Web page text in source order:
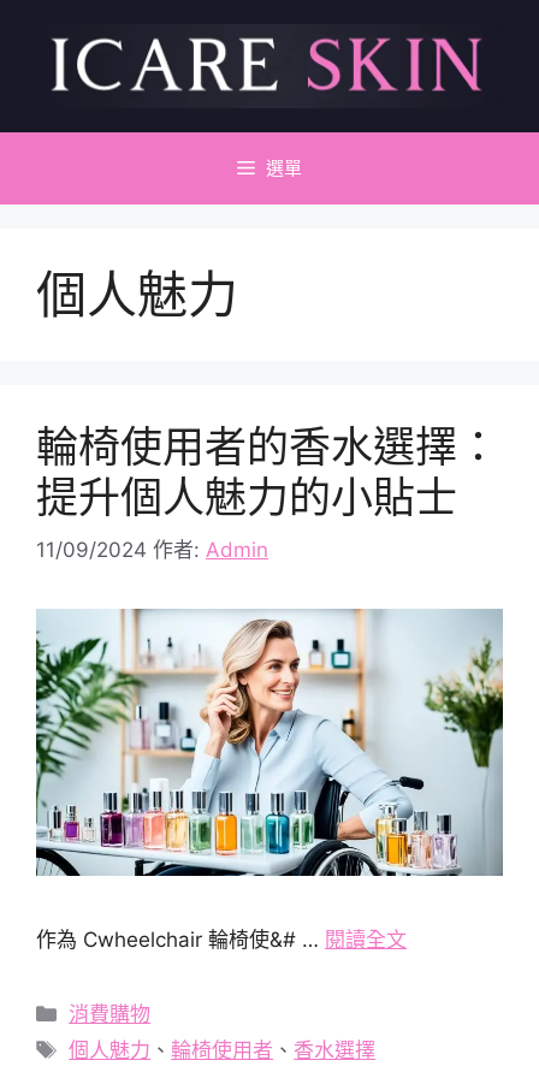
內
選單
個人魅力
輪椅使用者的香水選擇：
提升個人魅力的小貼士
11/09/2024 作者: Admin
作為 Cwheelchair 輪椅使&# … 閱讀全文
分
類
消費購物
標
個人魅力 、輪椅使用者 、 香水選擇